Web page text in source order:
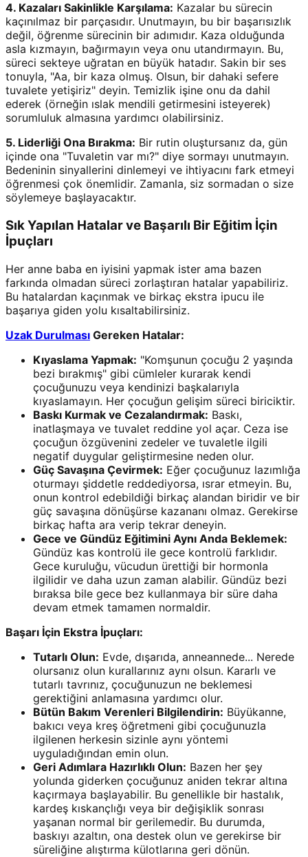
4. Kazaları Sakinlikle Karşılama: Kazalar bu sürecin
kaçınılmaz bir parçasıdır. Unutmayın, bu bir başarısızlık
değil, öğrenme sürecinin bir adımıdır. Kaza olduğunda
asla kızmayın, bağırmayın veya onu utandırmayın. Bu,
süreci sekteye uğratan en büyük hatadır. Sakin bir ses
tonuyla, "Aa, bir kaza olmuş. Olsun, bir dahaki sefere
tuvalete yetişiriz" deyin. Temizlik işine onu da dahil
ederek (örneğin ıslak mendili getirmesini isteyerek)
sorumluluk almasına yardımcı olabilirsiniz.
5. Liderliği Ona Bırakma: Bir rutin oluştursanız da, gün
içinde ona "Tuvaletin var mı?" diye sormayı unutmayın.
Bedeninin sinyallerini dinlemeyi ve ihtiyacını fark etmeyi
öğrenmesi çok önemlidir. Zamanla, siz sormadan o size
söylemeye başlayacaktır.
Sık Yapılan Hatalar ve Başarılı Bir Eğitim İçin
İpuçları
Her anne baba en iyisini yapmak ister ama bazen
farkında olmadan süreci zorlaştıran hatalar yapabiliriz.
Bu hatalardan kaçınmak ve birkaç ekstra ipucu ile
başarıya giden yolu kısaltabilirsiniz.
Uzak Durulması Gereken Hatalar:
Kıyaslama Yapmak: "Komşunun çocuğu 2 yaşında
bezi bırakmış" gibi cümleler kurarak kendi
çocuğunuzu veya kendinizi başkalarıyla
kıyaslamayın. Her çocuğun gelişim süreci biriciktir.
Baskı Kurmak ve Cezalandırmak: Baskı,
inatlaşmaya ve tuvalet reddine yol açar. Ceza ise
çocuğun özgüvenini zedeler ve tuvaletle ilgili
negatif duygular geliştirmesine neden olur.
Güç Savaşına Çevirmek: Eğer çocuğunuz lazımlığa
oturmayı şiddetle reddediyorsa, ısrar etmeyin. Bu,
onun kontrol edebildiği birkaç alandan biridir ve bir
güç savaşına dönüşürse kazananı olmaz. Gerekirse
birkaç hafta ara verip tekrar deneyin.
Gece ve Gündüz Eğitimini Aynı Anda Beklemek:
Gündüz kas kontrolü ile gece kontrolü farklıdır.
Gece kuruluğu, vücudun ürettiği bir hormonla
ilgilidir ve daha uzun zaman alabilir. Gündüz bezi
bıraksa bile gece bez kullanmaya bir süre daha
devam etmek tamamen normaldir.
Başarı İçin Ekstra İpuçları:
Tutarlı Olun: Evde, dışarıda, anneannede... Nerede
olursanız olun kurallarınız aynı olsun. Kararlı ve
tutarlı tavrınız, çocuğunuzun ne beklemesi
gerektiğini anlamasına yardımcı olur.
Bütün Bakım Verenleri Bilgilendirin: Büyükanne,
bakıcı veya kreş öğretmeni gibi çocuğunuzla
ilgilenen herkesin sizinle aynı yöntemi
uyguladığından emin olun.
Geri Adımlara Hazırlıklı Olun: Bazen her şey
yolunda giderken çocuğunuz aniden tekrar altına
kaçırmaya başlayabilir. Bu genellikle bir hastalık,
kardeş kıskançlığı veya bir değişiklik sonrası
yaşanan normal bir gerilemedir. Bu durumda,
baskıyı azaltın, ona destek olun ve gerekirse bir
süreliğine alıştırma külotlarına geri dönün.